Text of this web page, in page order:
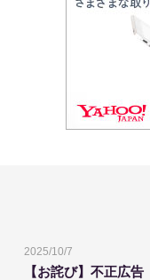
2025/10/7
【お詫び】不正広